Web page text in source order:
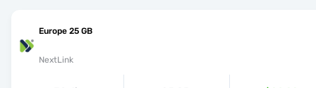
Europe 25 GB
NextLink